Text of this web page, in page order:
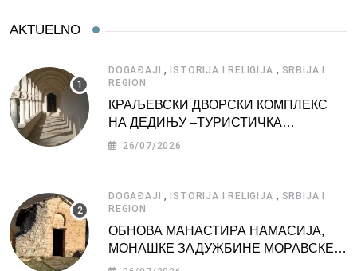
AKTUELNO
DOGAĐAJI , ISTORIJA I RELIGIJA , SRBIJA I
REGION
КРАЉЕВСКИ ДВОРСКИ КОМПЛЕКС
НА ДЕДИЊУ –ТУРИСТИЧКА
АТРАКЦИЈА
26/07/2026
DOGAĐAJI , ISTORIJA I RELIGIJA , SRBIJA I
REGION
ОБНОВА МАНАСТИРА НАМАСИЈА,
МОНАШКЕ ЗАДУЖБИНЕ МОРАВСКЕ
СРБИЈЕ